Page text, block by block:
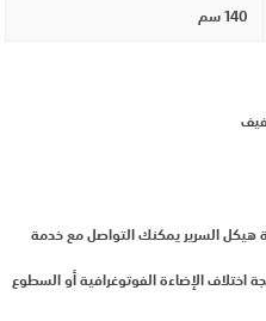
140 سم
هيكل السرير يمكنك التواصل مع خدمة
الإضاءة الفوتوغرافية أو السطوع